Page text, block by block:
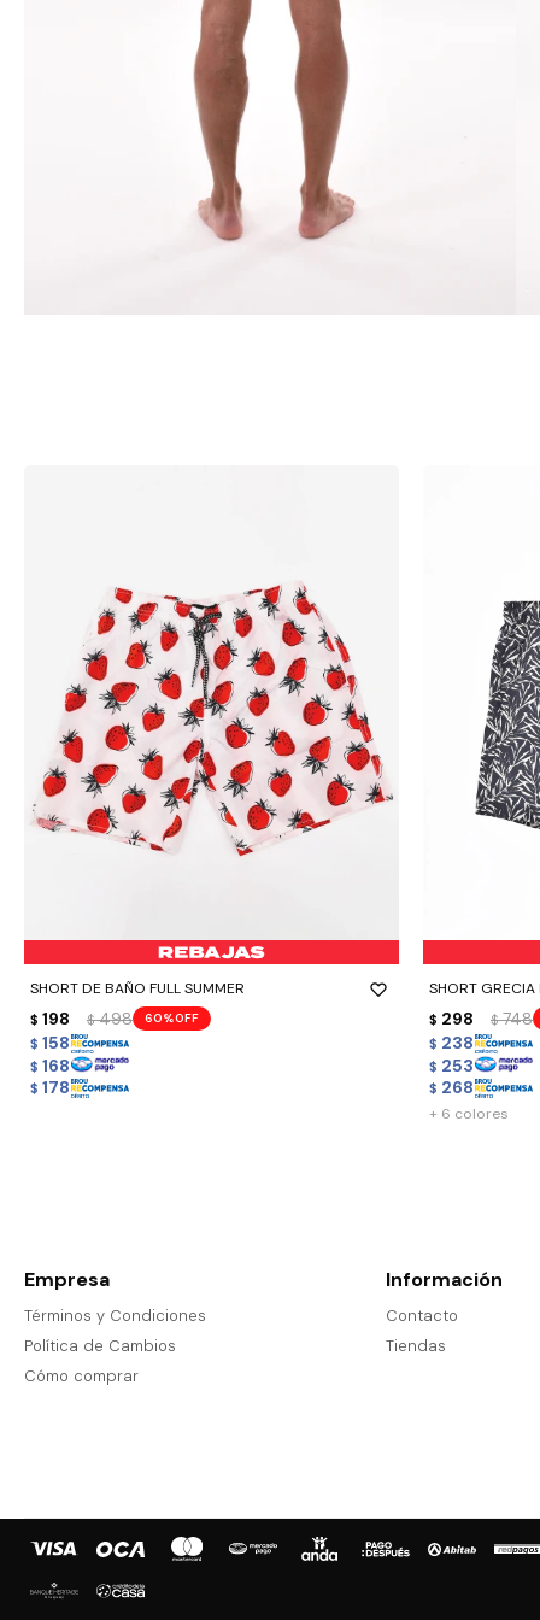
SHORT DE BAÑO FULL SUMMER
$ 198 $ 498 60
$ 158
$ 168
$ 178
- +
SHORT GRECIA
$ 298 $ 748
$ 238
$ 253
$ 268
- +
+ 6 colores
Empresa
Términos y Condiciones
Política de Cambios
Cómo comprar
Información
Contacto
Tiendas